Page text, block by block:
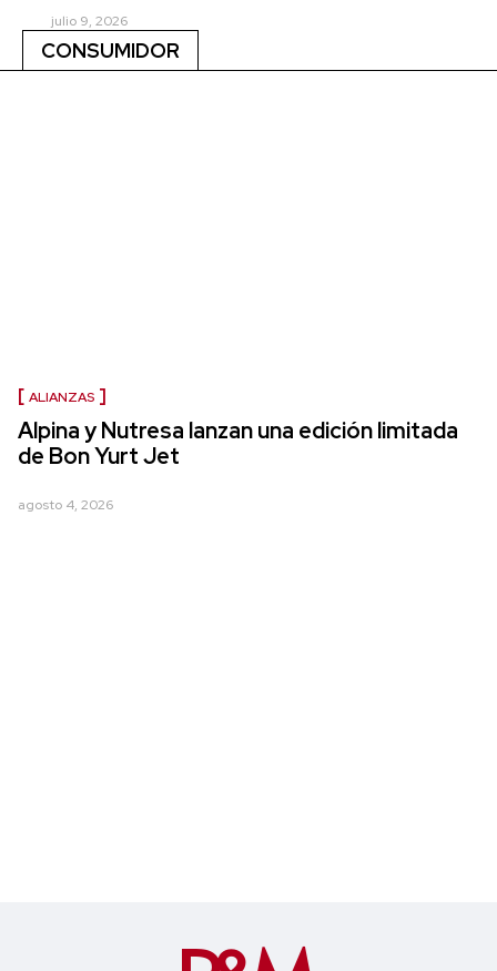
julio 9, 2026
CONSUMIDOR
ALIANZAS
Alpina y Nutresa lanzan una edición limitada
de Bon Yurt Jet
agosto 4, 2026